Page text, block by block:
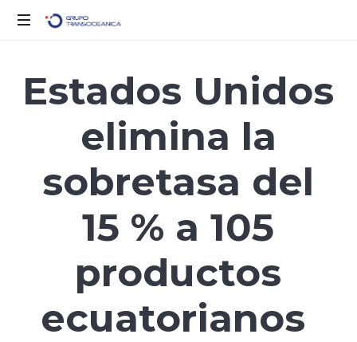
para
un
Estados Unidos
elimina la
sobretasa del
15 % a 105
productos
ecuatorianos